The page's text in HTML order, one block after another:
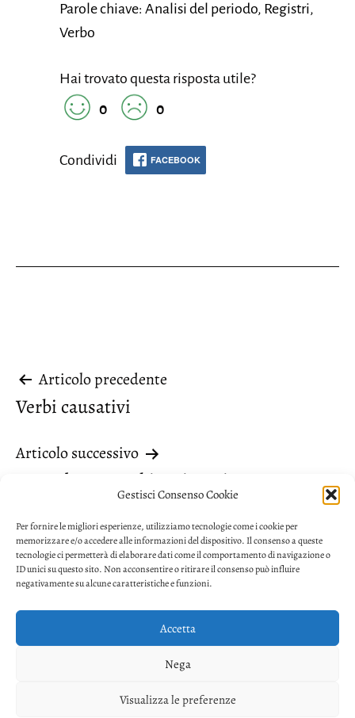
Gestisci Consenso Cookie
Per fornire le migliori esperienze, utilizziamo tecnologie come i cookie per
memorizzare e/o accedere alle informazioni del dispositivo. Il consenso a queste
tecnologie ci permetterà di elaborare dati come il comportamento di navigazione o
ID unici su questo sito. Non acconsentire o ritirare il consenso può influire
negativamente su alcune caratteristiche e funzioni.
Accetta
Nega
Visualizza le preferenze
Parole chiave: Analisi del periodo, Registri,
Verbo
Hai trovato questa risposta utile?
0
0
Condividi FACEBOOK
Navigazione
articoli
Articolo precedente
Verbi causativi
Articolo successivo
Accordo con verbi reciproci